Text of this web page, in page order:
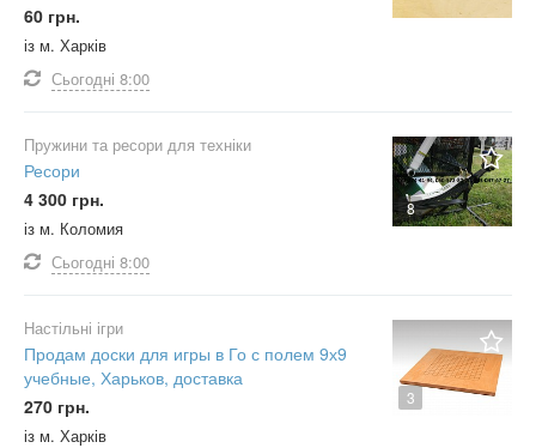
60 грн.
із м. Харків
Сьогодні 8:00
8
Пружини та ресори для техніки
Ресори
4 300 грн.
із м. Коломия
Сьогодні 8:00
3
Настільні ігри
Продам доски для игры в Го с полем 9х9
учебные, Харьков, доставка
270 грн.
із м. Харків